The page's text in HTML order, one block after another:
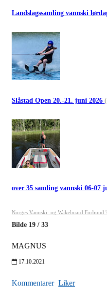
Landslagssamling vannski
Slåstad Open 20.-21. juni 2026
over 35 samling vannski 06-07
Norges Vannski- og Wakeboard Forbund
Bilde 19 / 33
MAGNUS
17.10.2021
Kommentarer Liker